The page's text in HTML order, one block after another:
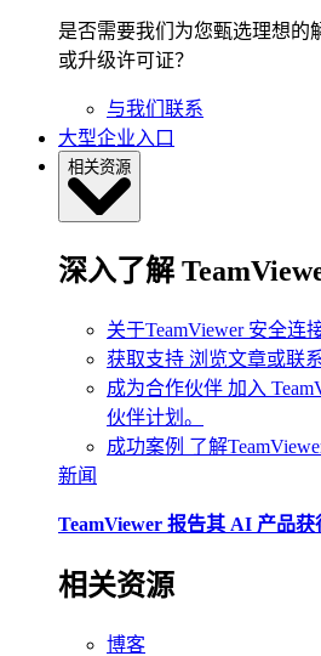
是否需要我们为您甄选理想的
或升级许可证？
与我们联系
大型企业入口
相关资源
深入了解
关于TeamViewer 安全连
获取支持 浏览文章或联
成为合作伙伴 加入
伙伴计划。
成功案例 了解
新闻
TeamViewer 报告其 AI 产品获
相关资源
博客